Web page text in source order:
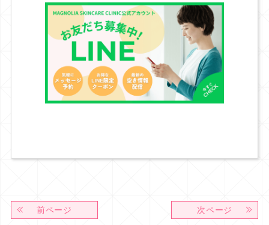
前ページ 次ページ